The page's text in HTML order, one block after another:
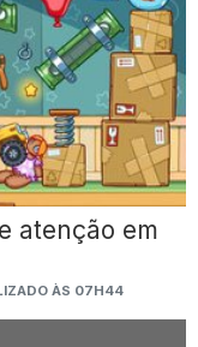
atenção em
ÀS 07H44